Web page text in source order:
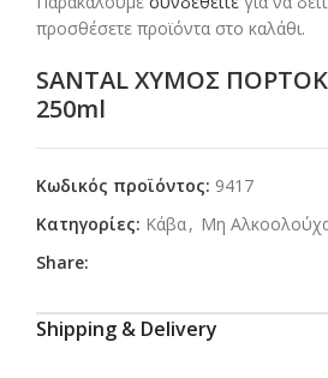
προσθέσετε προϊόντα στο καλάθι.
SANTAL ΧΥΜΟΣ
250ml
Κωδικός προϊόντος: 9417
Κατηγορίες: Κάβα, Μη
Share:
Shipping & Delivery